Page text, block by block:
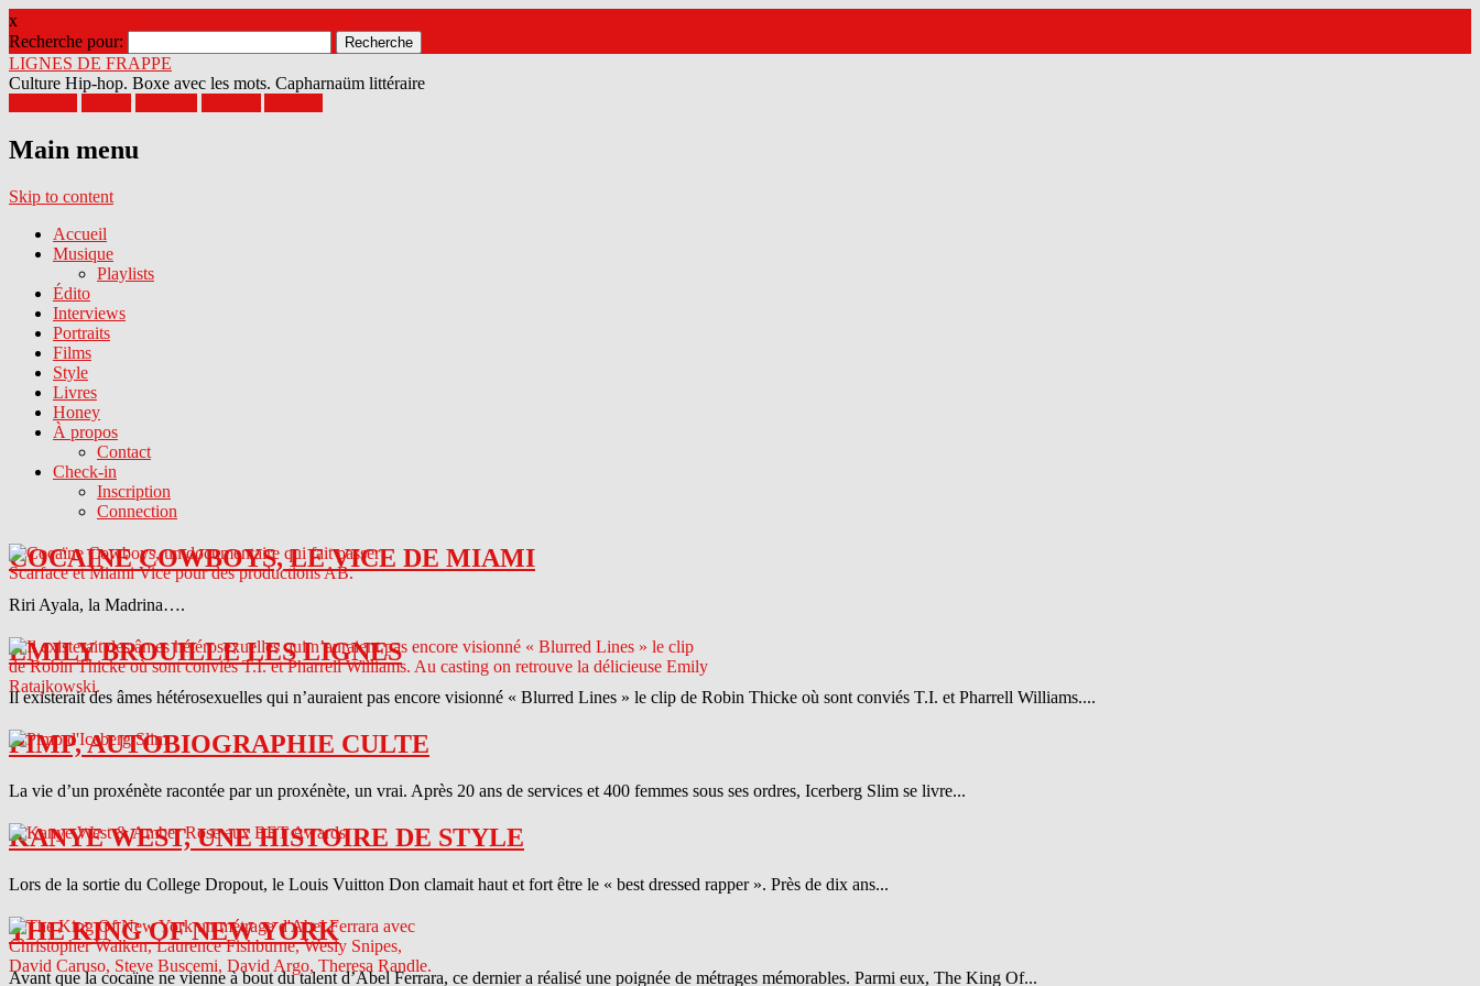
x
Recherche pour:
LIGNES DE FRAPPE
Culture Hip-hop. Boxe avec les mots. Capharnaüm littéraire
Main menu
Skip to content
Accueil
Musique
Playlists
Édito
Interviews
Portraits
Films
Style
Livres
Honey
À propos
Contact
Check-in
Inscription
Connection
COCAINE COWBOYS, LE VICE DE MIAMI
Riri Ayala, la Madrina….
EMILY BROUILLE LES LIGNES
Il existerait des âmes hétérosexuelles qui n’auraient pas encore visionné « Blurred Lines » le clip de Robin Thicke où sont conviés T.I. et Pharrell Williams....
PIMP, AUTOBIOGRAPHIE CULTE
La vie d’un proxénète racontée par un proxénète, un vrai. Après 20 ans de services et 400 femmes sous ses ordres, Icerberg Slim se livre...
KANYE WEST, UNE HISTOIRE DE STYLE
Lors de la sortie du College Dropout, le Louis Vuitton Don clamait haut et fort être le « best dressed rapper ». Près de dix ans...
THE KING OF NEW YORK
Avant que la cocaïne ne vienne à bout du talent d’Abel Ferrara, ce dernier a réalisé une poignée de métrages mémorables. Parmi eux, The King Of...